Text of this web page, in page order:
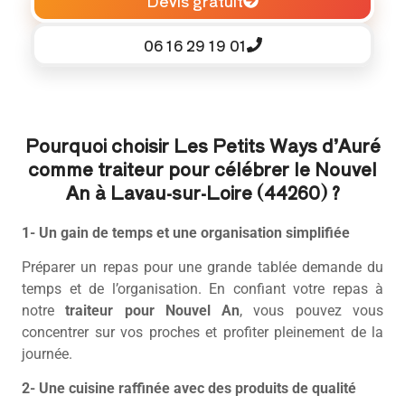
06 16 29 19 01
Pourquoi choisir Les Petits Ways d’Auré
comme traiteur pour célébrer le Nouvel
An à Lavau-sur-Loire (44260) ?
1- Un gain de temps et une organisation simplifiée
Préparer un repas pour une grande tablée demande du
temps et de l’organisation. En confiant votre repas à
notretraiteur pour Nouvel An, vous pouvez vous
concentrer sur vos proches et profiter pleinement de la
journée.
2- Une cuisine raffinée avec des produits de qualité